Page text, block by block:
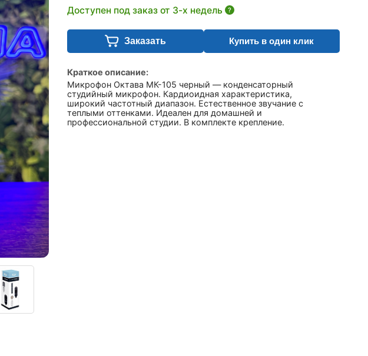
Доступен под заказ от 3-х недель ?
Заказать Купить в один клик
Краткое описание:
Микрофон Октава МК-105 черный — конденсаторный
студийный микрофон. Кардиоидная характеристика,
широкий частотный диапазон. Естественное звучание с
теплыми оттенками. Идеален для домашней и
профессиональной студии. В комплекте крепление.